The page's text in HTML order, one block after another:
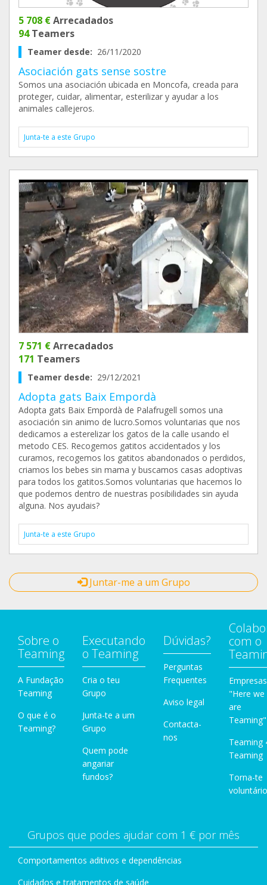
5 708 €Arrecadados
94Teamers
Teamer desde: 26/11/2020
Asociación gats sense sostre
Somos una asociación ubicada en Moncofa, creada para
proteger, cuidar, alimentar, esterilizar y ayudar a los
animales callejeros.
Junta-te a este Grupo
7 571 €Arrecadados
171 Teamers
Teamer desde: 29/12/2021
Adopta gats Baix Empordà
Adopta gats Baix Empordà de Palafrugell somos una
asociación sin animo de lucro.Somos voluntarias que nos
dedicamos a esterelizar los gatos de la calle usando el
metodo CES. Recogemos gatitos accidentados y los
curamos, recogemos los gatitos abandonados o perdidos,
criamos los bebes sin mama y buscamos casas adoptivas
para todos los gatitos.Somos voluntarias que hacemos lo
que podemos dentro de nuestras posibilidades sin ayuda
alguna. Nos ayudais?
Junta-te a este Grupo
Juntar-me a um Grupo
Sobre o
Teaming
A Fundação
Teaming
O que é o
Teaming?
Executando
o Teaming
Cria o teu
Grupo
Junta-te a um
Grupo
Quem pode
angariar
fundos?
Dúvidas?
Perguntas
Frequentes
Aviso legal
Contacta-
nos
com o
Empresas
"Here we
are
Teaming"
Teaming
Teaming
Torna-te
Grupos que podes ajudar com 1 € por mês
Comportamentos aditivos e dependências
Cuidados e tratamentos de saúde